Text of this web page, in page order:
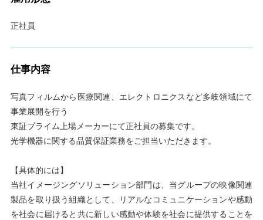
正社員
仕事内容
写真フィルムから医療関連、エレクトロニクスなど多岐領域にて
事業展開を行う
東証プライム上場メーカーにて正社員の募集です。
光学機器に関する品質保証業務をご担当いただきます。
【具体的には】
当社イメージングソリューション部門は、当グループの映像関連
製品を取り扱う組織として、リアルなコミュニケーションや感動
を社会に届けると共に新しい感動や体験を社会に提供することを